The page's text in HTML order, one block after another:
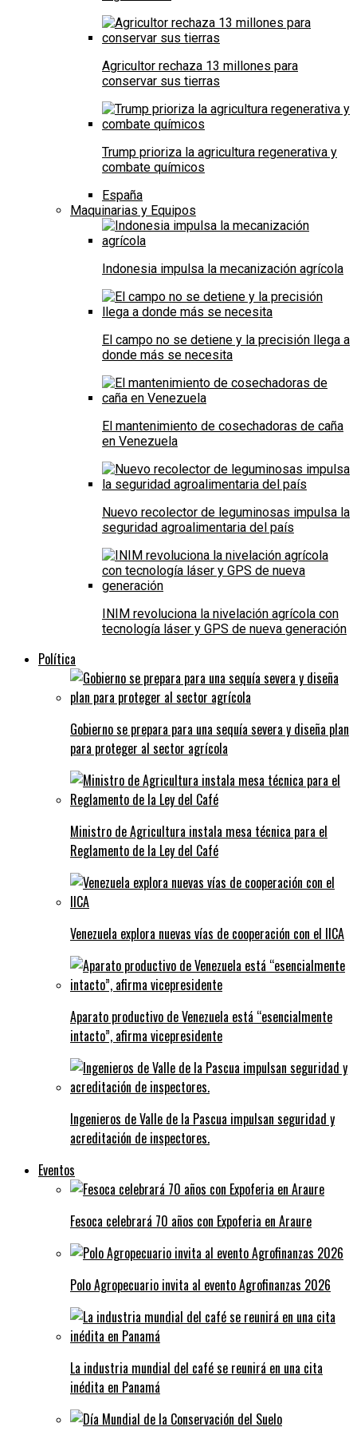
Agricultor rechaza 13 millones para
conservar sus tierras
Trump prioriza la agricultura regenerativa y
combate químicos
España
Maquinarias y Equipos
Indonesia impulsa la mecanización agrícola
El campo no se detiene y la precisión llega a
donde más se necesita
El mantenimiento de cosechadoras de caña
en Venezuela
Nuevo recolector de leguminosas impulsa la
seguridad agroalimentaria del país
INIM revoluciona la nivelación agrícola con
tecnología láser y GPS de nueva generación
Política
Gobierno se prepara para una sequía severa y diseña plan
para proteger al sector agrícola
Ministro de Agricultura instala mesa técnica para el
Reglamento de la Ley del Café
Venezuela explora nuevas vías de cooperación con el IICA
Aparato productivo de Venezuela está “esencialmente
intacto”, afirma vicepresidente
Ingenieros de Valle de la Pascua impulsan seguridad y
acreditación de inspectores.
Eventos
Fesoca celebrará 70 años con Expoferia en Araure
Polo Agropecuario invita al evento Agrofinanzas 2026
La industria mundial del café se reunirá en una cita
inédita en Panamá